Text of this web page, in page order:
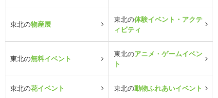
東北の物産展
東北の体験イベント・アクテ
ィビティ
東北の無料イベント
東北のアニメ・ゲームイベン
ト
東北の花イベント 東北の動物ふれあいイベント